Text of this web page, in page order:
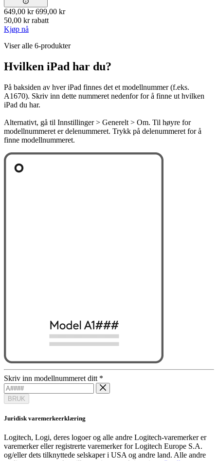
649,00 kr 699,00 kr
50,00 kr rabatt
Kjøp nå
Viser alle 6-produkter
Hvilken iPad har du?
På baksiden av hver iPad finnes det et modellnummer (f.eks.
A1670). Skriv inn dette nummeret nedenfor for å finne ut hvilken
iPad du har.
Alternativt, gå til Innstillinger > Generelt > Om. Til høyre for
modellnummeret er delenummeret. Trykk på delenummeret for å
finne modellnummeret.
Skriv inn modellnummeret ditt *
BRUK
Juridisk varemerkeerklæring
Logitech, Logi, deres logoer og alle andre Logitech-varemerker er
varemerker eller registrerte varemerker for Logitech Europe S.A.
og/eller dets tilknyttede selskaper i USA og andre land. Alle andre